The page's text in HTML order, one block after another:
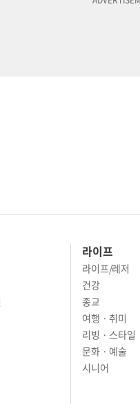
라이프
라이프/레저
건강
종교
여행 · 취미
리빙 · 스타일